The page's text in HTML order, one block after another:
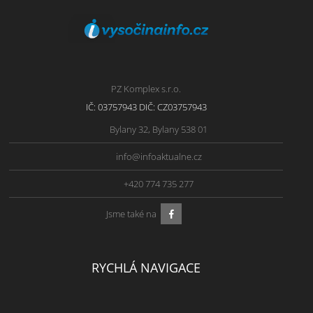
PZ Komplex s.r.o.
IČ: 03757943 DIČ: CZ03757943
Bylany 32, Bylany 538 01
info@infoaktualne.cz
+420 774 735 277
Jsme také na
RYCHLÁ NAVIGACE